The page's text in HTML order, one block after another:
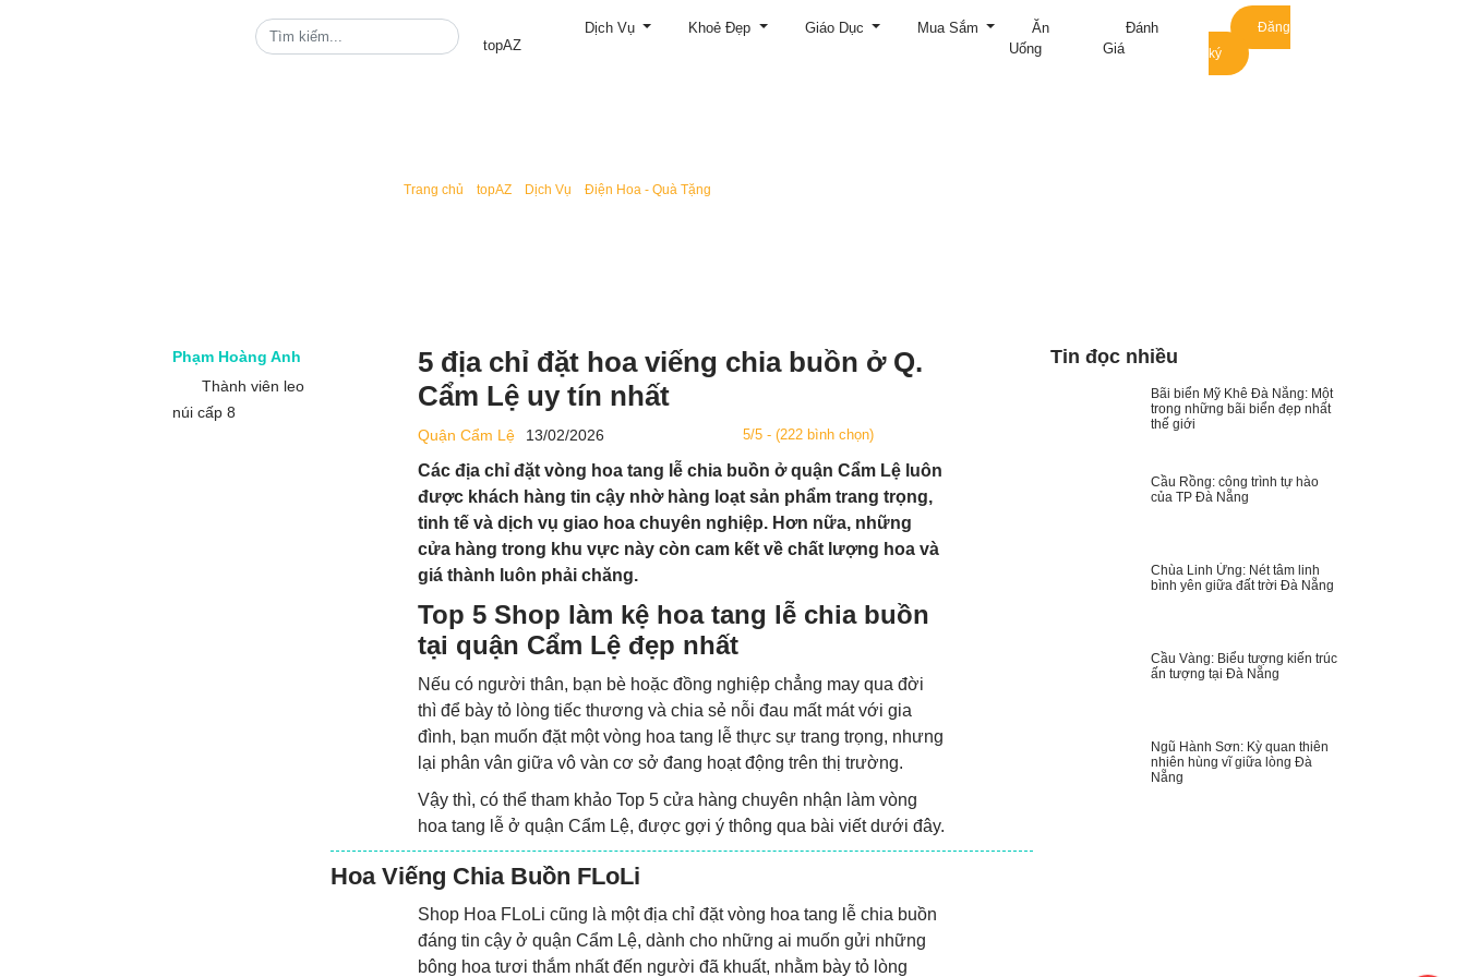
topAZ
Dịch Vụ Khoẻ Đẹp Giáo Dục Mua Sắm
Ăn
Uống
Đánh
Giá
Đăng
ký
Trang chủ topAZ/ Dịch Vụ Điện Hoa - Quà Tặng
Phạm Hoàng
Anh
Thành viên leo
5 địa chỉ đặt hoa viếng chia buồn ở Q.
Cẩm Lệ uy tín nhất
Quận Cẩm Lệ 13/02/2026 5/5 - (222 bình chọn)
Các địa chỉ đặt vòng hoa tang lễ chia buồn ở quận Cẩm Lệ luôn
được khách hàng tin cậy nhờ hàng loạt sản phẩm trang trọng,
tinh tế và dịch vụ giao hoa chuyên nghiệp. Hơn nữa, những
cửa hàng trong khu vực này còn cam kết về chất lượng hoa và
giá thành luôn phải chăng.
Top 5 Shop làm kệ hoa tang lễ chia buồn
tại quận Cẩm Lệ đẹp nhất
Nếu có người thân, bạn bè hoặc đồng nghiệp chẳng may qua đời
thì để bày tỏ lòng tiếc thương và chia sẻ nỗi đau mất mát với gia
đình, bạn muốn đặt một vòng hoa tang lễ thực sự trang trọng, nhưng
lại phân vân giữa vô vàn cơ sở đang hoạt động trên thị trường.
Vậy thì, có thể tham khảo Top 5 cửa hàng chuyên nhận làm vòng
hoa tang lễ ở quận Cẩm Lệ, được gợi ý thông qua bài viết dưới đây.
Hoa Viếng Chia Buồn FLoLi
Shop Hoa FLoLi cũng là một địa chỉ đặt vòng hoa tang lễ chia buồn
đáng tin cậy ở quận Cẩm Lệ, dành cho những ai muốn gửi những
bông hoa tươi thắm nhất đến người đã khuất, nhằm bày tỏ lòng
Tin đọc nhiều
Bãi biển Mỹ Khê Đà Nẵng: Một
trong những bãi biển đẹp nhất
thế giới
Cầu Rồng: công trình tự hào
của TP Đà Nẵng
Chùa Linh Ứng: Nét tâm linh
bình yên giữa đất trời Đà Nẵng
Cầu Vàng: Biểu tượng kiến trúc
ấn tượng tại Đà Nẵng
Ngũ Hành Sơn: Kỳ quan thiên
nhiên hùng vĩ giữa lòng Đà
Nẵng